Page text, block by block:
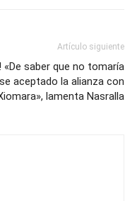
Artículo siguiente
«De saber que no tomaría
aceptado la alianza con
lamenta Nasralla